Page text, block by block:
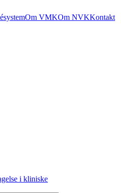
Om VMKOm NVKKontakt
i kliniske